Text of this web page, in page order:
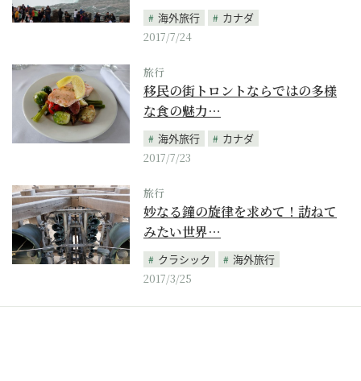
海外旅行
カナダ
2017/7/24
旅行
移民の街トロントならではの多様
な食の魅力…
海外旅行
カナダ
2017/7/23
旅行
妙なる鐘の旋律を求めて！訪ねて
みたい世界…
クラシック
海外旅行
2017/3/25